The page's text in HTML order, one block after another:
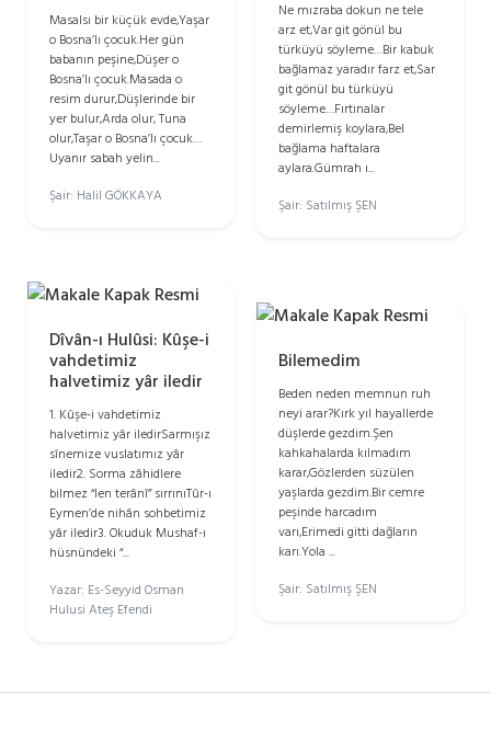
Masalsı bir küçük evde,Yaşar
o Bosna’lı çocuk.Her gün
babanın peşine,Düşer o
Bosna’lı çocuk.Masada o
resim durur,Düşlerinde bir
yer bulur,Arda olur, Tuna
olur,Taşar o Bosna’lı çocuk…
Uyanır sabah yelin...
Şair: Halil GÖKKAYA
Ne mızraba dokun ne tele
arz et,Var git gönül bu
türküyü söyleme…Bir kabuk
bağlamaz yaradır farz et,Sar
git gönül bu türküyü
söyleme…Fırtınalar
demirlemiş koylara,Bel
bağlama haftalara
aylara.Gümrah ı...
Şair: Satılmış ŞEN
Dîvân-ı Hulûsi: Kûşe-i
vahdetimiz
halvetimiz yâr iledir
1. Kûşe-i vahdetimiz
halvetimiz yâr iledirSarmışız
sînemize vuslatımız yâr
iledir2. Sorma zâhidlere
bilmez “len terânî” sırrınıTûr-ı
Eymen’de nihân sohbetimiz
yâr iledir3. Okuduk Mushaf-ı
hüsnündeki “...
Yazar: Es-Seyyid Osman
Hulusi Ateş Efendi
Bilemedim
Beden neden memnun ruh
neyi arar?Kırk yıl hayallerde
düşlerde gezdim.Şen
kahkahalarda kılmadım
karar,Gözlerden süzülen
yaşlarda gezdim.Bir cemre
peşinde harcadım
varı,Erimedi gitti dağların
karı.Yola ...
Şair: Satılmış ŞEN